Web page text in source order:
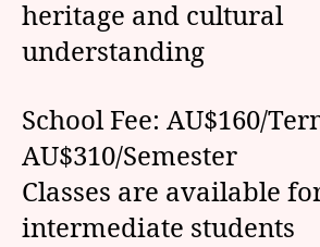
heritage and cultural
understanding
School Fee: AU$160/
AU$310/Semester
Classes are available
intermediate students